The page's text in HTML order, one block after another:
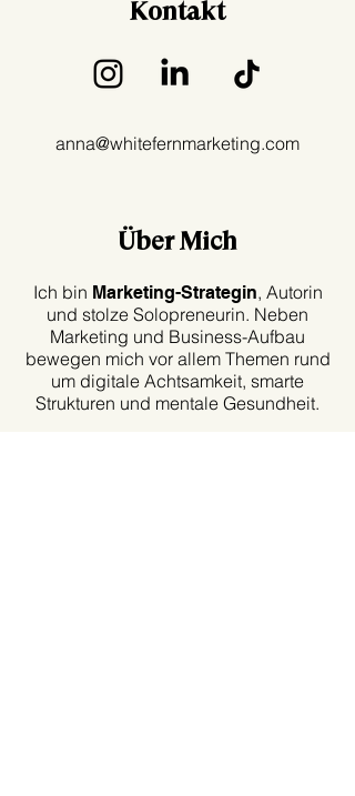
Kontakt
anna@whitefernmarketing.com
Über Mich
Ich bin Marketing-Strategin, Autorin
und stolze Solopreneurin. Neben
Marketing und Business-Aufbau
bewegen mich vor allem Themen rund
um digitale Achtsamkeit, smarte
Strukturen und mentale Gesundheit.